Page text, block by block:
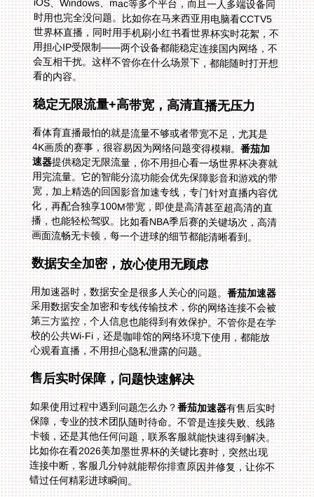
看的内容。
稳定无限流量+高带宽，高清直播无压力
看体育直播最怕的就是流量不够或者带宽不足，尤其是
4K画质的赛事，很容易因为网络问题变得模糊。番茄加
速器提供稳定无限流量，你不用担心看一场世界杯决赛就
用完流量。它的智能分流功能会优先保障影音和游戏的带
宽，加上精选的回国影音加速专线，专门针对直播内容优
化，再配合独享100M带宽，即使是高清甚至超高清的直
播，也能轻松驾驭。比如看NBA季后赛的关键场次，高清
画面流畅无卡顿，每一个进球的细节都能清晰看到。
数据安全加密，放心使用无顾虑
用加速器时，数据安全是很多人关心的问题。番茄加速器
采用数据安全加密和专线传输技术，你的网络连接不会被
第三方监控，个人信息也能得到有效保护。不管你是在学
校的公共Wi-Fi，还是咖啡馆的网络环境下使用，都能放
心观看直播，不用担心隐私泄露的问题。
售后实时保障，问题快速解决
如果使用过程中遇到问题怎么办？番茄加速器有售后实时
保障，专业的技术团队随时待命。不管是连接失败、线路
卡顿，还是其他任何问题，联系客服就能快速得到解决。
比如你在看2026美加墨世界杯的关键比赛时，突然出现
连接中断，客服几分钟就能帮你排查原因并修复，让你不
错过任何精彩进球瞬间。